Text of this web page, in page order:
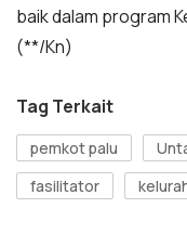
baik dalam program
(**/Kn)
Tag Terkait
pemkot palu
fasilitator